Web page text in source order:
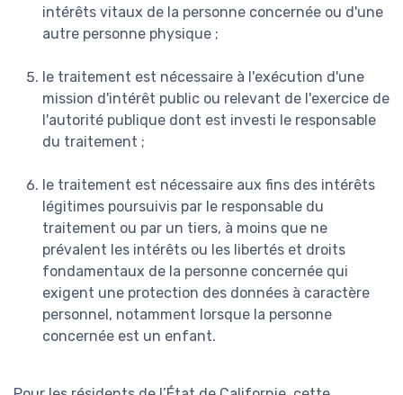
intérêts vitaux de la personne concernée ou d'une
autre personne physique ;
le traitement est nécessaire à l'exécution d'une
mission d'intérêt public ou relevant de l'exercice de
l'autorité publique dont est investi le responsable
du traitement ;
le traitement est nécessaire aux fins des intérêts
légitimes poursuivis par le responsable du
traitement ou par un tiers, à moins que ne
prévalent les intérêts ou les libertés et droits
fondamentaux de la personne concernée qui
exigent une protection des données à caractère
personnel, notamment lorsque la personne
concernée est un enfant.